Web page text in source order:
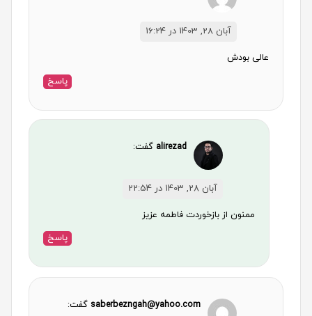
آبان 28, 1403 در 16:24
عالی بودش
پاسخ
alirezad گفت:
آبان 28, 1403 در 22:54
ممنون از بازخوردت فاطمه عزیز
پاسخ
saberbezngah@yahoo.com گفت: